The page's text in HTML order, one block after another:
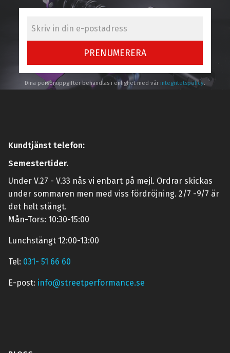
PRENUMERERA
Dina personuppgifter behandlas i enlighet med vår integritetspolicy.
Kundtjänst telefon:
Semestertider.
Under V.27 - V.33 nås vi enbart på mejl. Ordrar skickas
under sommaren men med viss fördröjning. 2/7 -9/7 är
det helt stängt.
Mån-Tors: 10:30-15:00
Lunchstängt 12:00-13:00
Tel: 031- 51 66 60
E-post: info@streetperformance.se